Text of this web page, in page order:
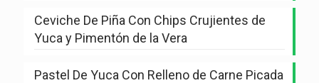
Ceviche De Piña Con Chips Crujientes de
Yuca y Pimentón de la Vera
Pastel De Yuca Con Relleno de Carne Picada